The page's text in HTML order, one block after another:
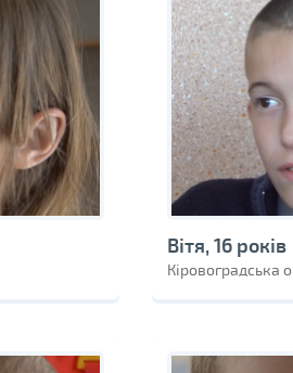
Вітя, 16 років
Кіровоградська